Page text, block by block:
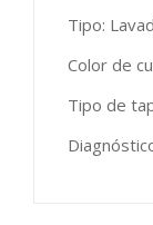
Tipo:
Color de
Tipo de